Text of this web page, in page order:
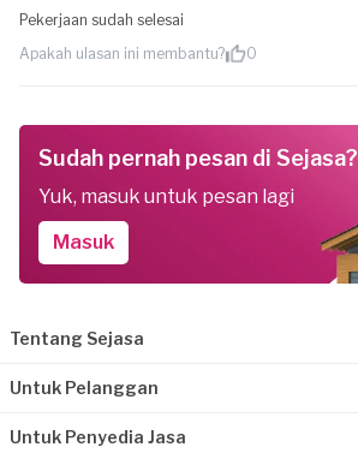
Pekerjaan sudah selesai
Apakah ulasan ini membantu?
0
Sudah pernah pesan di Sejasa?
Yuk, masuk untuk pesan lagi
Masuk
Tentang Sejasa
Untuk Pelanggan
Untuk Penyedia Jasa